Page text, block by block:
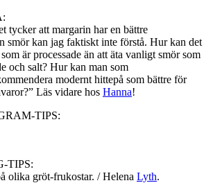
tycker att margarin har en bättre
smör kan jag faktiskt inte förstå. Hur kan det
är processade än att äta vanligt smör som
och salt? Hur kan man som
modernt hittepå som bättre för
Läs vidare hos Hanna!
TIPS:
TIPS:
olika gröt-frukostar. / Helena Lyth.